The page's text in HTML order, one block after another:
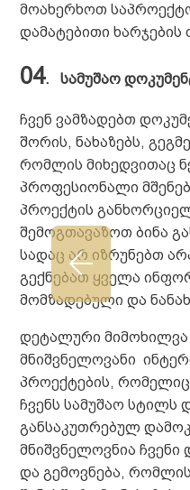
მოახერხოთ
დამატებითი ხარჯების
04.სამუშაო
ჩვენ ვამზადებთ
შორის, ნახაზებს,
რომლის მიხედვითაც
პროფესიონალი
პროექტის
შემოგთავაზოთ ბინა
სადაც არ იზრუნებთ
გექნებათ ყველა
მომზადებული და
დეტალური
მნიშვნელოვანი
პროექტების,რომელიც
ჩვენს სამუშაო სტილს
განსაკუთრებულ
მნიშვნელოვნია ჩვენი
და გემოვნება,